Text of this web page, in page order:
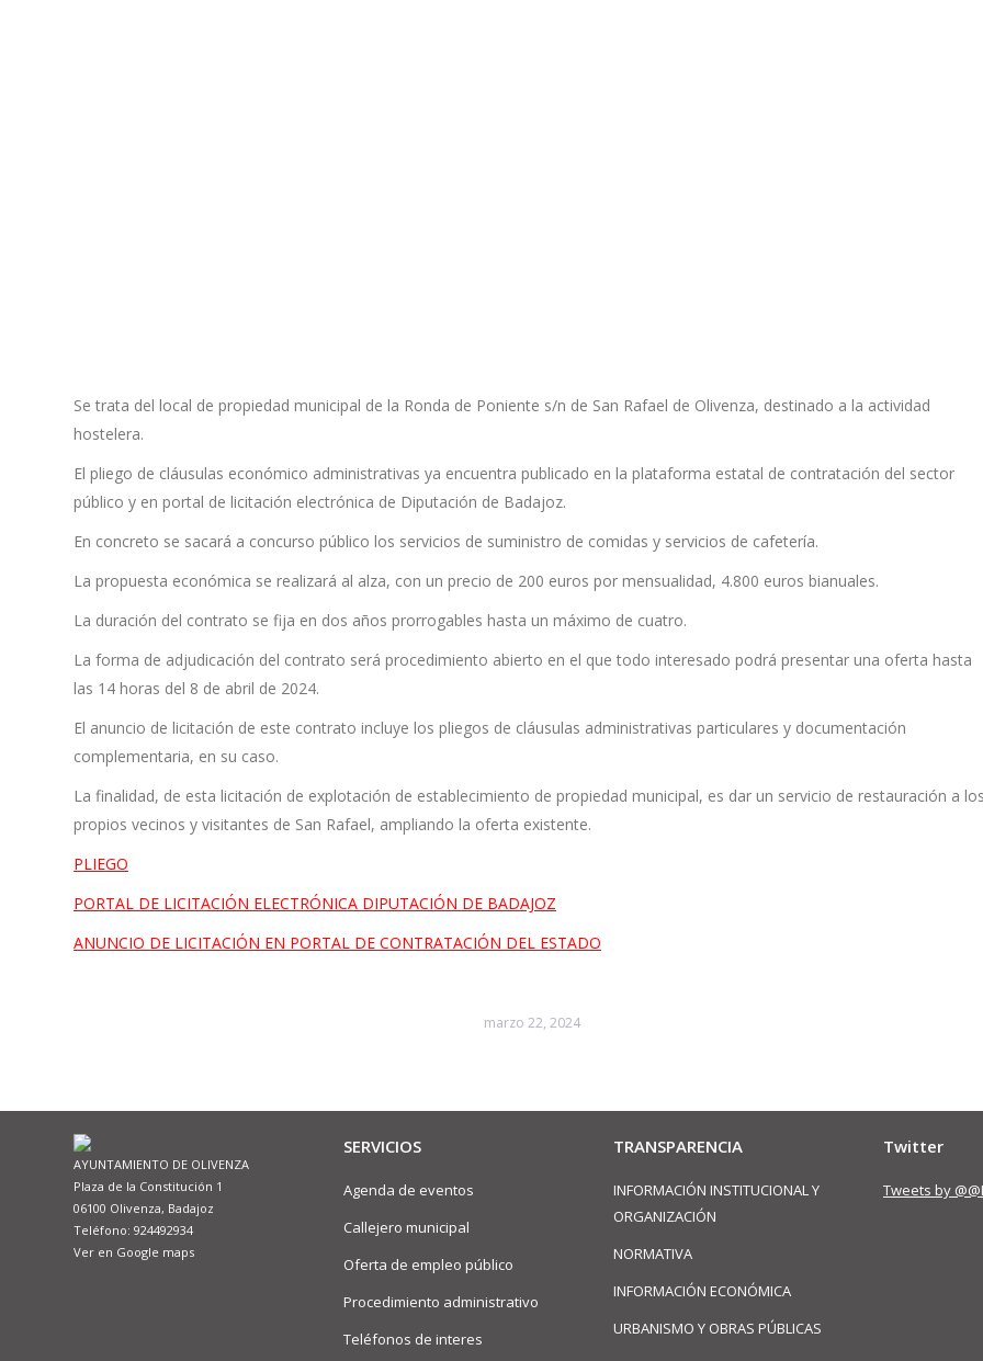
Se trata del local de propiedad municipal de la Ronda de Poniente s/n de San Rafael de Olivenza, destinado a la actividad
hostelera.
El pliego de cláusulas económico administrativas ya encuentra publicado en la plataforma estatal de contratación del sector
público y en portal de licitación electrónica de Diputación de Badajoz.
En concreto se sacará a concurso público los servicios de suministro de comidas y servicios de cafetería.
La propuesta económica se realizará al alza, con un precio de 200 euros por mensualidad, 4.800 euros bianuales.
La duración del contrato se fija en dos años prorrogables hasta un máximo de cuatro.
La forma de adjudicación del contrato será procedimiento abierto en el que todo interesado podrá presentar una oferta hasta
las 14 horas del 8 de abril de 2024.
El anuncio de licitación de este contrato incluye los pliegos de cláusulas administrativas particulares y documentación
complementaria, en su caso.
La finalidad, de esta licitación de explotación de establecimiento de propiedad municipal, es dar un servicio de restauración a los
propios vecinos y visitantes de San Rafael, ampliando la oferta existente.
PLIEGO
PORTAL DE LICITACIÓN ELECTRÓNICA DIPUTACIÓN DE BADAJOZ
ANUNCIO DE LICITACIÓN EN PORTAL DE CONTRATACIÓN DEL ESTADO
marzo 22, 2024
AYUNTAMIENTO DE OLIVENZA
Plaza de la Constitución 1
06100 Olivenza, Badajoz
Teléfono: 924492934
Ver en Google maps
SERVICIOS
Agenda de eventos
Callejero municipal
Oferta de empleo público
Procedimiento administrativo
Teléfonos de interes
TRANSPARENCIA
INFORMACIÓN INSTITUCIONAL Y
ORGANIZACIÓN
NORMATIVA
INFORMACIÓN ECONÓMICA
URBANISMO Y OBRAS PÚBLICAS
Twitter
Tweets by